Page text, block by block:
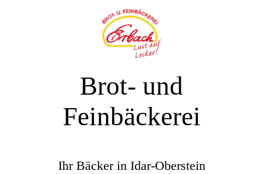
Brot- und
Feinbäckerei
Ihr Bäcker in Idar-Oberstein